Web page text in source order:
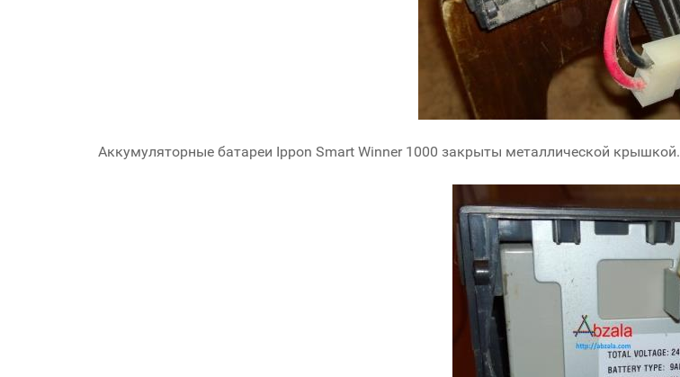
Аккумуляторные батареи Ippon Smart Winner 1000 закрыты металлической крышкой.